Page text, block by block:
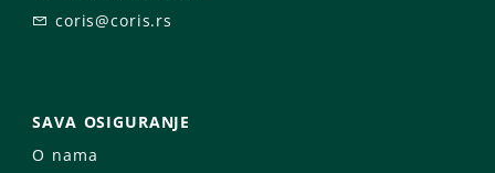
coris@coris.rs
SAVA OSIGURANJE
O nama